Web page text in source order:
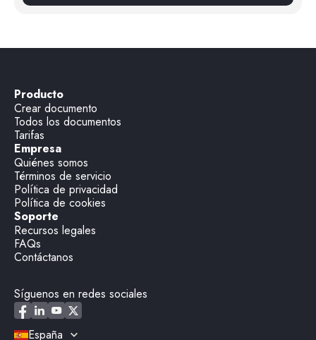
Producto
Crear documento
Todos los documentos
Tarifas
Empresa
Quiénes somos
Términos de servicio
Política de privacidad
Política de cookies
Soporte
Recursos legales
FAQs
Contáctanos
Síguenos en redes sociales
España